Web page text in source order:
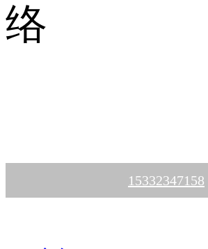
络
15332347158